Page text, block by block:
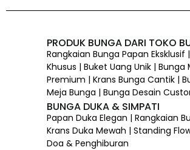
PRODUK BUNGA DARI TOKO
Rangkaian Bunga Papan
Khusus | Buket Uang Unik |
Premium | Krans Bunga Cantik |
Meja Bunga | Bunga Desain
BUNGA DUKA & SIMPATI
Papan Duka Elegan | Rangkaian
Krans Duka Mewah | Standing
Doa & Penghiburan